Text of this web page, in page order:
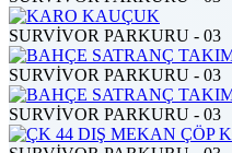
SURVİVOR PARKURU - 03
SURVİVOR PARKURU - 03
SURVİVOR PARKURU - 03